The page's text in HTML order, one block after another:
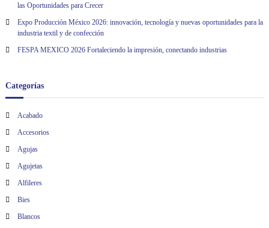
las Oportunidades para Crecer
Expo Producción México 2026: innovación, tecnología y nuevas oportunidades para la
industria textil y de confección
FESPA MEXICO 2026 Fortaleciendo la impresión, conectando industrias
Categorías
Acabado
Accesorios
Agujas
Agujetas
Alfileres
Bies
Blancos